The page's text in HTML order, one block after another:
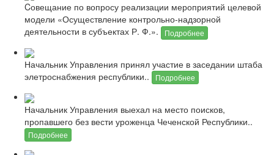
Cовещание по вопросу реализации мероприятий целевой
модели «Осуществление контрольно-надзорной
деятельности в субъектах Р. Ф.».
Подробнее
Начальник Управления принял участие в заседании штаба
элетроснабжения республики..
Подробнее
Начальник Управления выехал на место поисков,
пропавшего без вести уроженца Чеченской Республики..
Подробнее